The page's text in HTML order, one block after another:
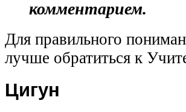
комментарием.
Для правильного
лучше обратиться к
Цигун